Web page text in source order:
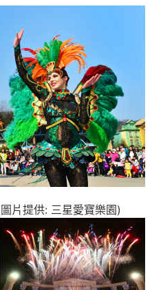
片提供: 三星愛寶樂園)